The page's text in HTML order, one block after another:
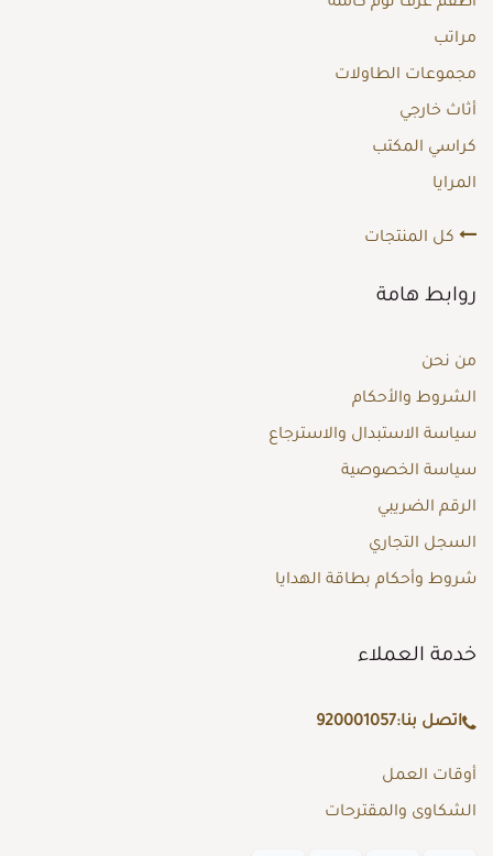
مراتب
مجموعات الطاولات
أثاث خارجي
كراسي المكتب
المرايا
كل المنتجات
روابط هامة
من نحن
الشروط والأحكام
سياسة الاستبدال والاسترجاع
سياسة الخصوصية
الرقم الضريبي
السجل التجاري
شروط وأحكام بطاقة الهدايا
خدمة العملاء
اتصل بنا:920001057
أوقات العمل
الشكاوى والمقترحات